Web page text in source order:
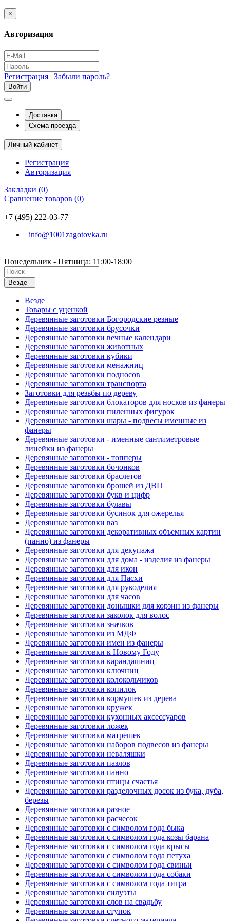
×
Авторизация
Регистрация | Забыли пароль?
Доставка
Схема проезда
Личный кабинет
Регистрация
Авторизация
Закладки (0)
Сравнение товаров (0)
+7 (495) 222-03-77
info@1001zagotovka.ru
Понедельник - Пятница: 11:00-18:00
Везде
Везде
Товары с уценкой
Деревянные заготовки Богородские резные
Деревянные заготовки брусочки
Деревянные заготовки вечные календари
Деревянные заготовки животных
Деревянные заготовки кубики
Деревянные заготовки менажниц
Деревянные заготовки подносов
Деревянные заготовки транспорта
Заготовки для резьбы по дереву
Деревянные заготовки блокаторов для носков из фанеры
Деревянные заготовки пиленных фигурок
Деревянные заготовки шары - подвесы именные из
фанеры
Деревянные заготовки - именные сантиметровые
линейки из фанеры
Деревянные заготовки - топперы
Деревянные заготовки бочонков
Деревянные заготовки браслетов
Деревянные заготовки брошей из ДВП
Деревянные заготовки букв и цифр
Деревянные заготовки булавы
Деревянные заготовки бусинок для ожерелья
Деревянные заготовки ваз
Деревянные заготовки декоративных объемных картин
(панно) из фанеры
Деревянные заготовки для декупажа
Деревянные заготовки для дома - изделия из фанеры
Деревянные заготовки для икон
Деревянные заготовки для Пасхи
Деревянные заготовки для рукоделия
Деревянные заготовки для часов
Деревянные заготовки донышки для корзин из фанеры
Деревянные заготовки заколок для волос
Деревянные заготовки значков
Деревянные заготовки из МДФ
Деревянные заготовки имен из фанеры
Деревянные заготовки к Новому Году
Деревянные заготовки карандашниц
Деревянные заготовки ключниц
Деревянные заготовки колокольчиков
Деревянные заготовки копилок
Деревянные заготовки кормушек из дерева
Деревянные заготовки кружек
Деревянные заготовки кухонных аксессуаров
Деревянные заготовки ложек
Деревянные заготовки матрешек
Деревянные заготовки наборов подвесов из фанеры
Деревянные заготовки неваляшки
Деревянные заготовки пазлов
Деревянные заготовки панно
Деревянные заготовки птицы счастья
Деревянные заготовки разделочных досок из бука, дуба,
березы
Деревянные заготовки разное
Деревянные заготовки расчесок
Деревянные заготовки с символом года быка
Деревянные заготовки с символом года козы барана
Деревянные заготовки с символом года крысы
Деревянные заготовки с символом года петуха
Деревянные заготовки с символом года свиньи
Деревянные заготовки с символом года собаки
Деревянные заготовки с символом года тигра
Деревянные заготовки силуэты
Деревянные заготовки слов на свадьбу
Деревянные заготовки ступок